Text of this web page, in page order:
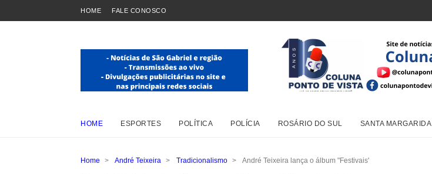
HOME FALE CONOSCO
HOME ESPORTES POLÍTICA POLÍCIA ROSÁRIO DO SUL SANTA MARGARIDA
Home > André Teixeira > Tradicionalismo > André Teixeira lança o álbum "Festivais'